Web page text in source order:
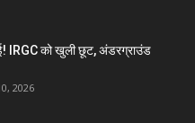
IRGC को खुली छूट, अंडरग्राउंड
2026